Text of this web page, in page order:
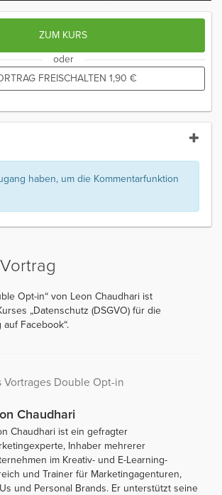
ZUM KURS
oder
FREISCHALTEN 1,90 €
haben, um die Kommentarfunktion
Opt-in“ von Leon Chaudhari ist
„Datenschutz (DSGVO) für die
Facebook“.
Vortrages Double Opt-in
Chaudhari
Chaudhari ist ein gefragter
Inhaber mehrerer
im Kreativ- und E-Learning-
und Trainer für Marketingagenturen,
und Personal Brands. Er unterstützt seine